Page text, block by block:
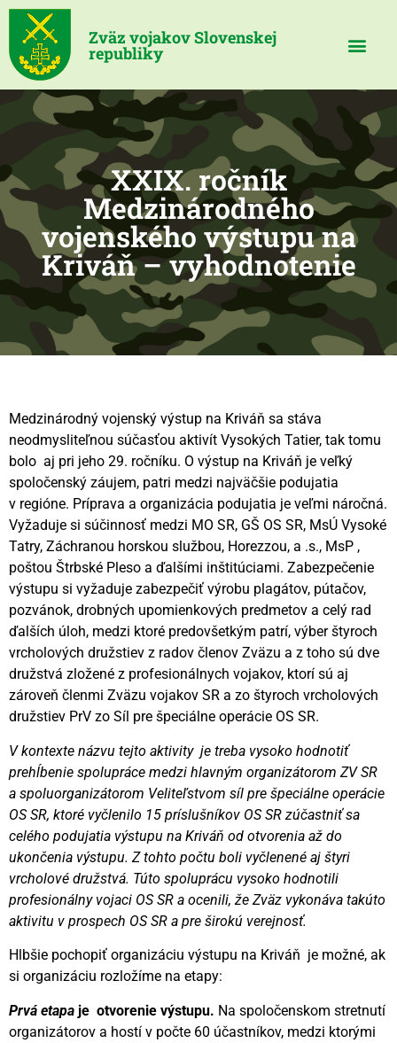
Zväz vojakov Slovenskej
republiky
XXIX. ročník
Medzinárodného
vojenského výstupu na
Kriváň – vyhodnotenie
Medzinárodný vojenský výstup na Kriváň sa stáva
neodmysliteľnou súčasťou aktivít Vysokých Tatier, tak tomu
bolo aj pri jeho 29. ročníku. O výstup na Kriváň je veľký
spoločenský záujem, patri medzi najväčšie podujatia
v regióne. Príprava a organizácia podujatia je veľmi náročná.
Vyžaduje si súčinnosť medzi MO SR, GŠ OS SR, MsÚ Vysoké
Tatry, Záchranou horskou službou, Horezzou, a .s., MsP ,
poštou Štrbské Pleso a ďalšími inštitúciami. Zabezpečenie
výstupu si vyžaduje zabezpečiť výrobu plagátov, pútačov,
pozvánok, drobných upomienkových predmetov a celý rad
ďalších úloh, medzi ktoré predovšetkým patrí, výber štyroch
vrcholových družstiev z radov členov Zväzu a z toho sú dve
družstvá zložené z profesionálnych vojakov, ktorí sú aj
zároveň členmi Zväzu vojakov SR a zo štyroch vrcholových
družstiev PrV zo Síl pre špeciálne operácie OS SR.
V kontexte názvu tejto aktivity je treba vysoko hodnotiť
prehĺbenie spolupráce medzi hlavným organizátorom ZV SR
a spoluorganizátorom Veliteľstvom síl pre špeciálne operácie
OS SR, ktoré vyčlenilo 15 príslušníkov OS SR zúčastniť sa
celého podujatia výstupu na Kriváň od otvorenia až do
ukončenia výstupu. Z tohto počtu boli vyčlenené aj štyri
vrcholové družstvá. Túto spoluprácu vysoko hodnotili
profesionálny vojaci OS SR a ocenili, že Zväz vykonáva takúto
aktivitu v prospech OS SR a pre širokú verejnosť.
Hlbšie pochopiť organizáciu výstupu na Kriváň je možné, ak
si organizáciu rozložíme na etapy:
Prvá etapa je otvorenie výstupu. Na spoločenskom stretnutí
organizátorov a hostí v počte 60 účastníkov, medzi ktorými